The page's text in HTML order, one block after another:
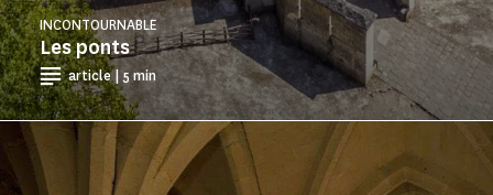
Les ponts
INCONTOURNABLE
article | 5 min